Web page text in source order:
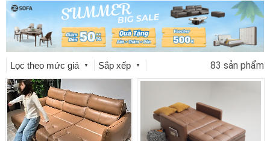
LIÊN HỆ
Lọc theo mức giá ▼ Sắp xếp ▼ 83 sản phẩm